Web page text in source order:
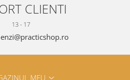
CLIENTI
13 - 17
MEU